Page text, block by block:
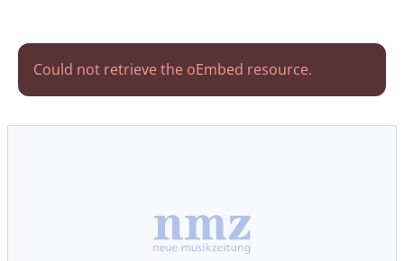
Fehlermeldung
Could not retrieve the oEmbed resource.